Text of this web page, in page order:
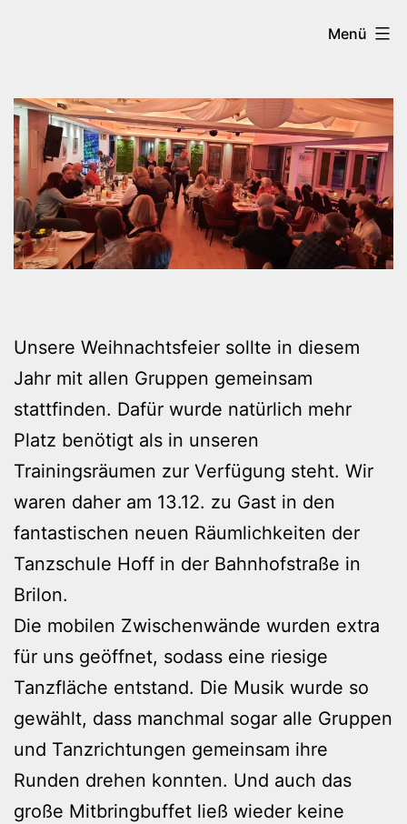
Menü
Unsere Weihnachtsfeier sollte in diesem
Jahr mit allen Gruppen gemeinsam
stattfinden. Dafür wurde natürlich mehr
Platz benötigt als in unseren
Trainingsräumen zur Verfügung steht. Wir
waren daher am 13.12. zu Gast in den
fantastischen neuen Räumlichkeiten der
Tanzschule Hoff in der Bahnhofstraße in
Brilon.
Die mobilen Zwischenwände wurden extra
für uns geöffnet, sodass eine riesige
Tanzfläche entstand. Die Musik wurde so
gewählt, dass manchmal sogar alle Gruppen
und Tanzrichtungen gemeinsam ihre
Runden drehen konnten. Und auch das
große Mitbringbuffet ließ wieder keine